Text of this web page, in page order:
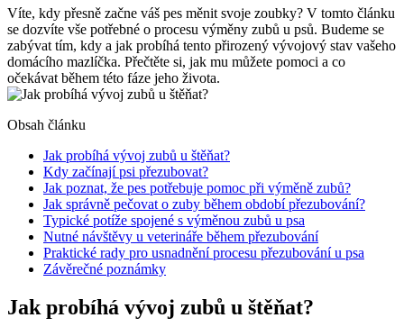
Víte, kdy přesně začne váš pes měnit svoje zoubky? V tomto článku
se dozvíte vše potřebné o procesu výměny zubů u psů. Budeme se
zabývat tím, kdy a jak probíhá tento přirozený vývojový stav vašeho
domácího mazlíčka. Přečtěte si, jak mu můžete pomoci a co
očekávat během této fáze jeho života.
Obsah článku
Jak probíhá vývoj zubů u štěňat?
Kdy začínají psi přezubovat?
Jak poznat, že pes potřebuje pomoc při výměně zubů?
Jak správně pečovat o zuby během období přezubování?
Typické potíže spojené s výměnou zubů u psa
Nutné návštěvy u veterináře během přezubování
Praktické rady pro usnadnění procesu přezubování u psa
Závěrečné poznámky
Jak probíhá vývoj zubů u štěňat?